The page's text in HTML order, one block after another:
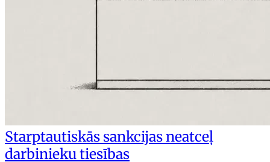
Starptautiskās sankcijas neatceļ
darbinieku tiesības